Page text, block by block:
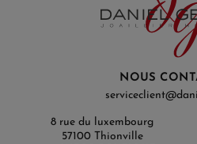
NOUS
8 rue du luxembourg
57100 Thionville